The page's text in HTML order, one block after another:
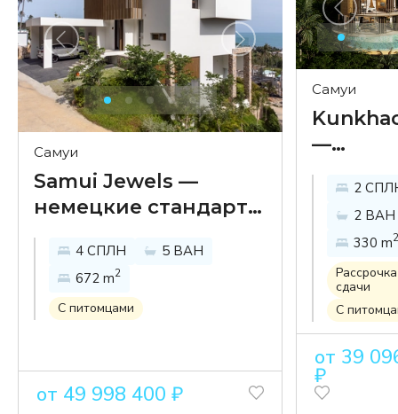
Самуи
Samui Jewels —
немецкие стандарты
строительства в
районе Банг Пор
4 СПЛН
5 ВАН
672 m2
С питомцами
от 49 998 400 ₽
Самуи
—
виллы с
на
Банг
2
2 ВАН
330 m2
сдачи
С
от 39
₽